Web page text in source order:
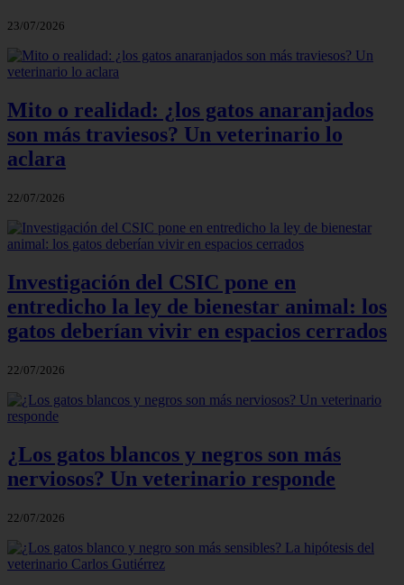
23/07/2026
Mito o realidad: ¿los gatos anaranjados
son más traviesos? Un veterinario lo
aclara
22/07/2026
Investigación del CSIC pone en
entredicho la ley de bienestar animal: los
gatos deberían vivir en espacios cerrados
22/07/2026
¿Los gatos blancos y negros son más
nerviosos? Un veterinario responde
22/07/2026